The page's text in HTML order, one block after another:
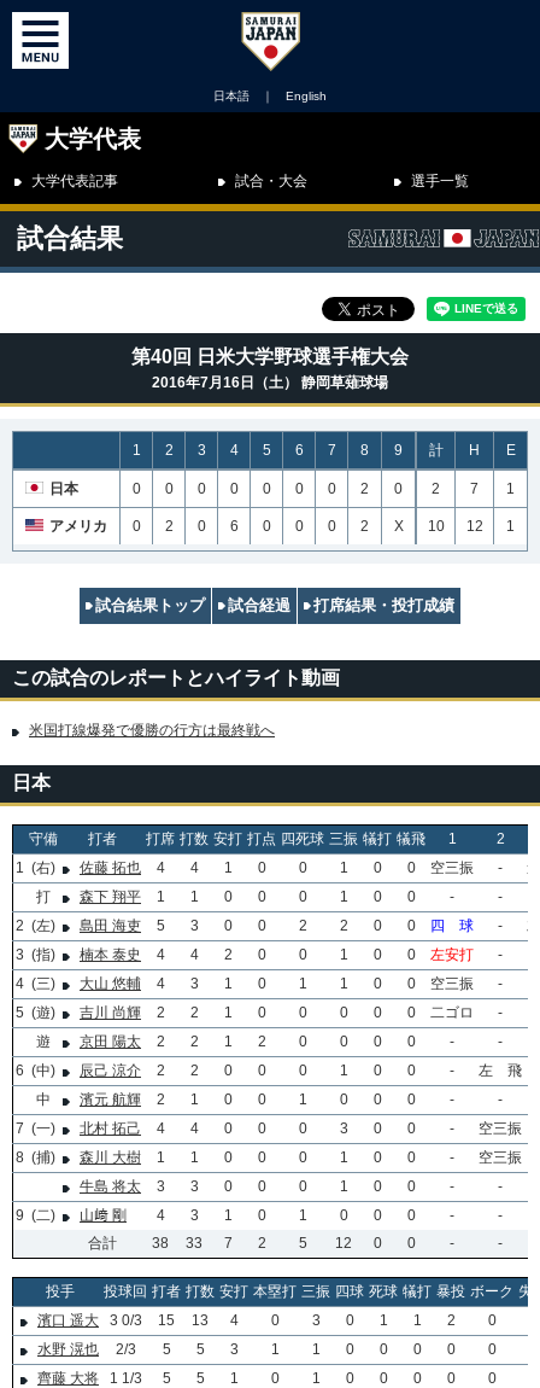
日本語 ｜ English
大学代表
大学代表記事 試合・大会 選手一覧
試合結果
第40回 日米大学野球選手権大会
2016年7月16日（土） 静岡草薙球場
1 2 3 4 5 6 7 8 9 計 H E
日本 0 0 0 0 0 0 0 2 0 2 7 1
アメリカ 0 2 0 6 0 0 0 2 X 10 12 1
試合結果トップ 試合経過 打席結果・投打成績
この試合のレポートとハイライト動画
米国打線爆発で優勝の行方は最終戦へ
日本
守備 打者 打席 打数 安打 打点 四死球 三振 犠打 犠飛 1
2
1 (右) 佐藤 拓也 4 4 1 0 0 1 0 0 空三振 -
打
森下 翔平 1 1 0 0 0 1 0 0 -
-
2 (左) 島田 海吏 5 3 0 0 2 2 0 0 四 球 -
3 (指) 楠本 泰史 4 4 2 0 0 1 0 0 左安打
-
4 (三) 大山 悠輔 4 3 1 0 1 1 0 0 空三振
-
5 (遊) 吉川 尚輝 2 2 1 0 0 0 0 0 二ゴロ
-
遊
京田 陽太 2 2 1 2 0 0 0 0 -
-
6 (中) 辰己 涼介 2 2 0 0 0 1 0 0 -
左 飛
中
濱元 航輝 2 1 0 0 1 0 0 0 -
-
7 (一) 北村 拓己 4 4 0 0 0 3 0 0 -
空三振
8 (捕) 森川 大樹 1 1 0 0 0 1 0 0 -
空三振
牛島 将太
3 3 0 0 0 1 0 0 -
-
9 (二) 山﨑 剛 4 3 1 0 1 0 0 0 - -
合計
38 33 7 2 5 12 0 0 - -
投手 投球回 打者 打数 安打 本塁打 三振 四球 死球 犠打 暴投 ボーク 失
濱口 遥大
3 0/3 15 13 4 0 3 0 1 1 2 0
水野 滉也
2/3 5 5 3 1 1 0 0 0 0 0
齊藤 大将
1 1/3 5 5 1 0 1 0 0 0 0 0